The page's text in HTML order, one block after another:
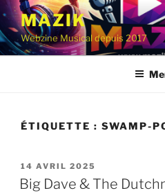
Aller
contenu
principal
MAZIK
Webzine Musical depuis 2017
ÉTIQUETTE : SWAMP-
PUBLIÉ
LE
14 AVRIL 2025
Big Dave & The